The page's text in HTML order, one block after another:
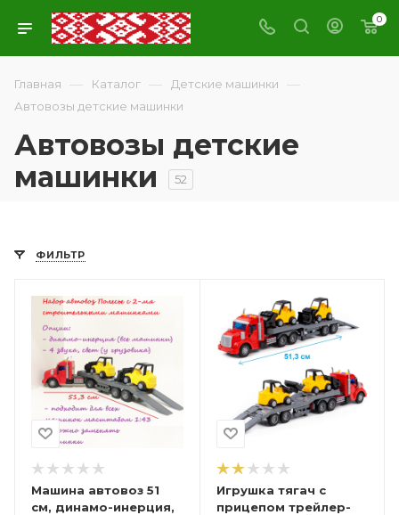
0
Главная — Каталог — Детские машинки —
Автовозы детские машинки
Автовозы детские
машинки
52
ФИЛЬТР
Машина автовоз 51
см, динамо-инерция,
Игрушка тягач с
прицепом трейлер-